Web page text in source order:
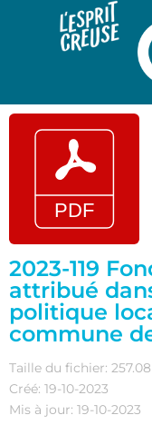
2023-119
attribué
politique
commune
Taille du fichier:
Créé: 19-10-2023
Mis à jour: 19-10-2023